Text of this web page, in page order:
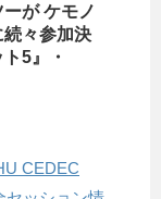
が ケモノ
々参加決
5』・
CEDEC